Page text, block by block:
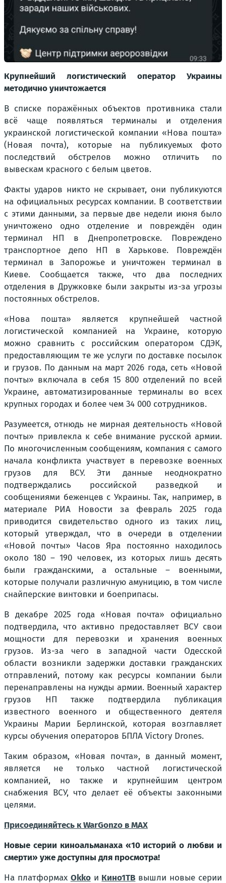
Крупнейший логистический оператор Украины
методично уничтожается
В списке поражённых объектов противника стали
всё чаще появляться терминалы и отделения
украинской логистической компании «Нова пошта»
(Новая почта), которые на публикуемых фото
последствий обстрелов можно отличить по
вывескам красного с белым цветов.
Факты ударов никто не скрывает, они публикуются
на официальных ресурсах компании. В соответствии
с этими данными, за первые две недели июня было
уничтожено одно отделение и повреждён один
терминал НП в Днепропетровске. Повреждено
транспортное депо НП в Харькове. Повреждён
терминал в Запорожье и уничтожен терминал в
Киеве. Сообщается также, что два последних
отделения в Дружковке были закрыты из-за угрозы
постоянных обстрелов.
«Нова пошта» является крупнейшей частной
логистической компанией на Украине, которую
можно сравнить с российским оператором СДЭК,
предоставляющим те же услуги по доставке посылок
и грузов. По данным на март 2026 года, сеть «Новой
почты» включала в себя 15 800 отделений по всей
Украине, автоматизированные терминалы во всех
крупных городах и более чем 34 000 сотрудников.
Разумеется, отнюдь не мирная деятельность «Новой
почты» привлекла к себе внимание русской армии.
По многочисленным сообщениям, компания с самого
начала конфликта участвует в перевозке военных
грузов для ВСУ. Эти данные неоднократно
подтверждались российской разведкой и
сообщениями беженцев с Украины. Так, например, в
материале РИА Новости за февраль 2025 года
приводится свидетельство одного из таких лиц,
который утверждал, что в очереди в отделении
«Новой почты» Часов Яра постоянно находилось
около 180 – 190 человек, из которых лишь десять
были гражданскими, а остальные – военными,
которые получали различную амуницию, в том числе
снайперские винтовки и боеприпасы.
В декабре 2025 года «Новая почта» официально
подтвердила, что активно предоставляет ВСУ свои
мощности для перевозки и хранения военных
грузов. Из-за чего в западной части Одесской
области возникли задержки доставки гражданских
отправлений, потому как ресурсы компании были
перенаправлены на нужды армии. Военный характер
грузов НП также подтвердила публикация
известного военного и общественного деятеля
Украины Марии Берлинской, которая возглавляет
курсы обучения операторов БПЛА Victory Drones.
Таким образом, «Новая почта», в данный момент,
является не только частной логистической
компанией, но также и крупнейшим центром
снабжения ВСУ, что делает её объекты законными
целями.
Присоединяйтесь к WarGonzo в MAX
Новые серии киноальманаха «10 историй о любви и
смерти» уже доступны для просмотра!
На платформах Okkoи Кино1ТВ вышли новые серии